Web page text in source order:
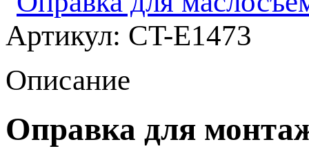
Артикул: CT-E1473
Описание
Оправка для